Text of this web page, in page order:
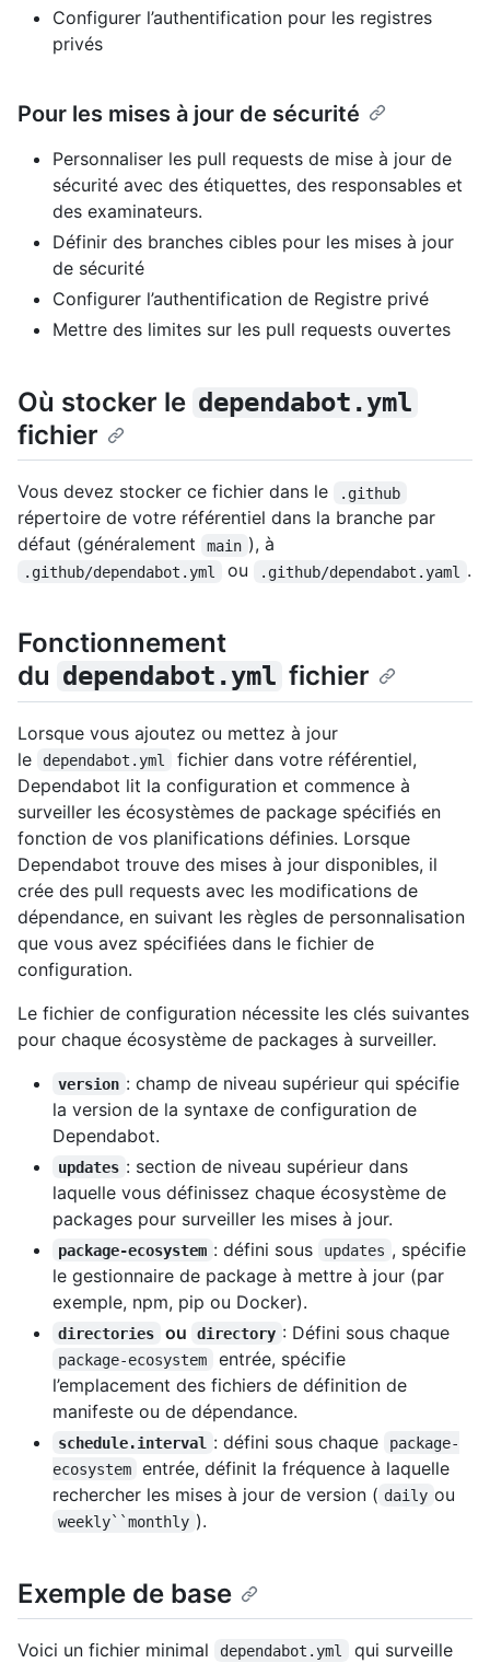
Configurer l’authentification pour les registres
privés
Pour les mises à jour de sécurité
Personnaliser les pull requests de mise à jour de
sécurité avec des étiquettes, des responsables et
des examinateurs.
Définir des branches cibles pour les mises à jour
de sécurité
Configurer l’authentification de Registre privé
Mettre des limites sur les pull requests ouvertes
Où stocker le dependabot.yml
fichier
Vous devez stocker ce fichier dans le .github
répertoire de votre référentiel dans la branche par
défaut (généralement
main ), à
.github/dependabot.yml ou .github/dependabot.yaml .
Fonctionnement
du dependabot.yml fichier
Lorsque vous ajoutez ou mettez à jour
le
dependabot.yml
fichier dans votre référentiel,
Dependabot lit la configuration et commence à
surveiller les écosystèmes de package spécifiés en
fonction de vos planifications définies. Lorsque
Dependabot trouve des mises à jour disponibles, il
crée des pull requests avec les modifications de
dépendance, en suivant les règles de personnalisation
que vous avez spécifiées dans le fichier de
configuration.
Le fichier de configuration nécessite les clés suivantes
pour chaque écosystème de packages à surveiller.
version : champ de niveau supérieur qui spécifie
la version de la syntaxe de configuration de
Dependabot.
updates : section de niveau supérieur dans
laquelle vous définissez chaque écosystème de
packages pour surveiller les mises à jour.
package-ecosystem : défini sous updates , spécifie
le gestionnaire de package à mettre à jour (par
exemple, npm, pip ou Docker).
directories ou directory : Défini sous chaque
package-ecosystem
entrée, spécifie
l’emplacement des fichiers de définition de
manifeste ou de dépendance.
schedule.interval : défini sous chaque
package-
ecosystem
entrée, définit la fréquence à laquelle
rechercher les mises à jour de version ( daily ou
weekly``monthly ).
Exemple de base
Voici un fichier minimal dependabot.yml
qui surveille